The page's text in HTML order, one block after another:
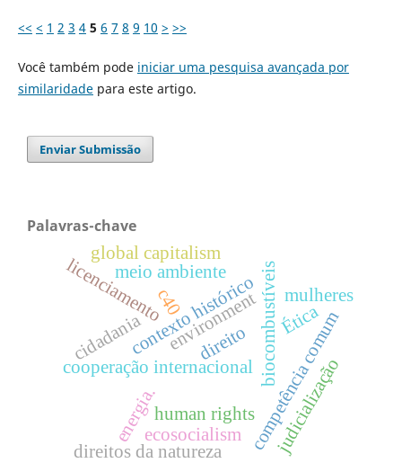
<< < 1 2 3 4 5 6 7 8 9 10 > >>
Você também pode iniciar uma pesquisa avançada por
similaridadepara este artigo.
Enviar Submissão
Palavras-chave
biocombustíveis
contexto histórico
cooperação internacional
energia. competência comum
licenciamentomeio ambiente
direito
Ética
cidadania
judicialização
direitos da natureza
human rights
environment
ecosocialism
global capitalism
c40 mulheres